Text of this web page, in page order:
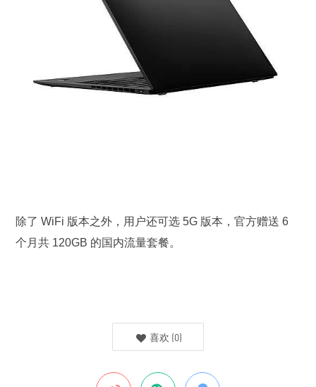
除了 WiFi 版本之外，用户还可选 5G 版本，官方赠送 6
个月共 120GB 的国内流量套餐。
喜欢 (0)